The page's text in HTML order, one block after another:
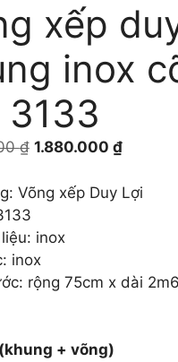
xếp
inox
3133
₫ Giá
là:
1.880.000 ₫Giá
tại
Võng xếp Duy Lợi
inox
inox
rộng 75cm x dài
+ võng)